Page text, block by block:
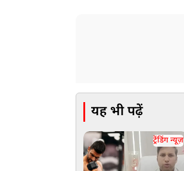
यह भी पढ़ें
ट्रेंडिंग न्यूज़